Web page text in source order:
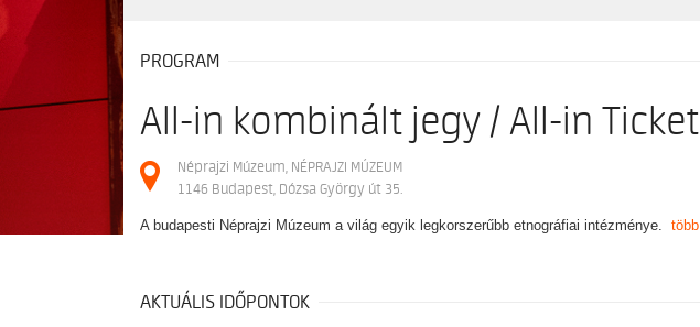
PROGRAM
All-in kombinált jegy / All-in Ticket
Néprajzi Múzeum, NÉPRAJZI MÚZEUM
1146 Budapest, Dózsa György út 35.
A budapesti Néprajzi Múzeum a világ egyik legkorszerűbb etnográfiai intézménye. több
AKTUÁLIS IDŐPONTOK